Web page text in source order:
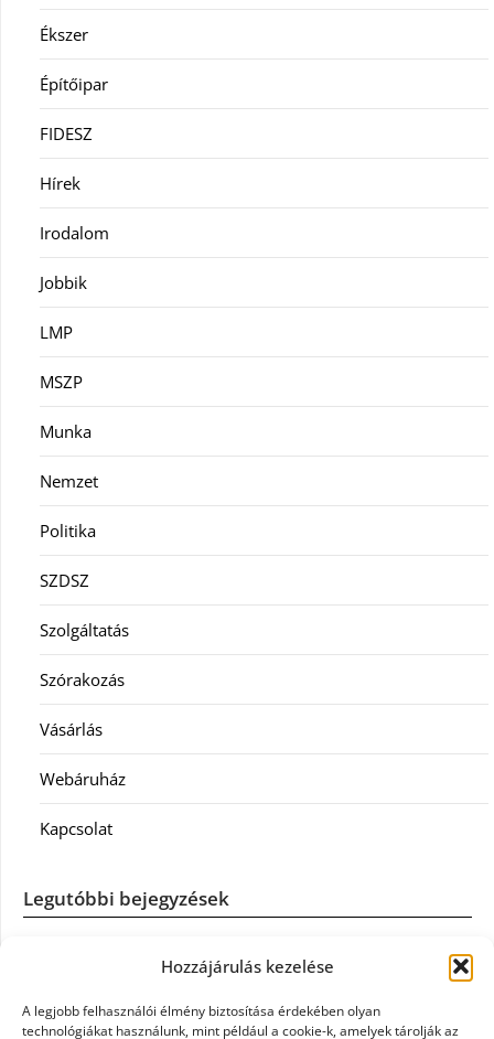
Hozzájárulás kezelése
A legjobb felhasználói élmény biztosítása érdekében olyan
technológiákat használunk, mint például a cookie-k, amelyek tárolják az
Ékszer
Építőipar
FIDESZ
Hírek
Irodalom
Jobbik
LMP
MSZP
Munka
Nemzet
Politika
SZDSZ
Szolgáltatás
Szórakozás
Vásárlás
Webáruház
Kapcsolat
Legutóbbi bejegyzések
Casco szélvédőcsere: mikor éri meg a biztosítást igénybe
Könyvelés: mikor érdemes könyvelőt váltani?